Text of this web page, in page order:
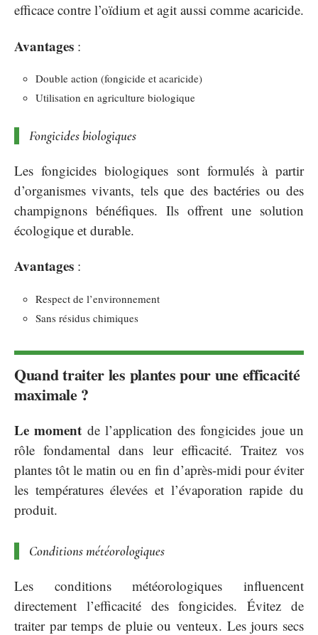
efficace contre l’oïdium et agit aussi comme acaricide.
Avantages :
Double action (fongicide et acaricide)
Utilisation en agriculture biologique
Fongicides biologiques
Les fongicides biologiques sont formulés à partir
d’organismes vivants, tels que des bactéries ou des
champignons bénéfiques. Ils offrent une solution
écologique et durable.
Avantages :
Respect de l’environnement
Sans résidus chimiques
Quand traiter les plantes pour une efficacité
maximale ?
Le moment de l’application des fongicides joue un
rôle fondamental dans leur efficacité. Traitez vos
plantes tôt le matin ou en fin d’après-midi pour éviter
les températures élevées et l’évaporation rapide du
produit.
Conditions météorologiques
Les conditions météorologiques influencent
directement l’efficacité des fongicides. Évitez de
traiter par temps de pluie ou venteux. Les jours secs